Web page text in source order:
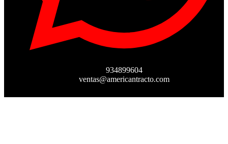
934899604
ventas@americantracto.com